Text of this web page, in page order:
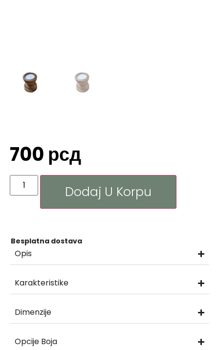
700 рсд
Dodaj U Korpu
Besplatna dostava
Opis
Karakteristike
Dimenzije
Opcije Boja